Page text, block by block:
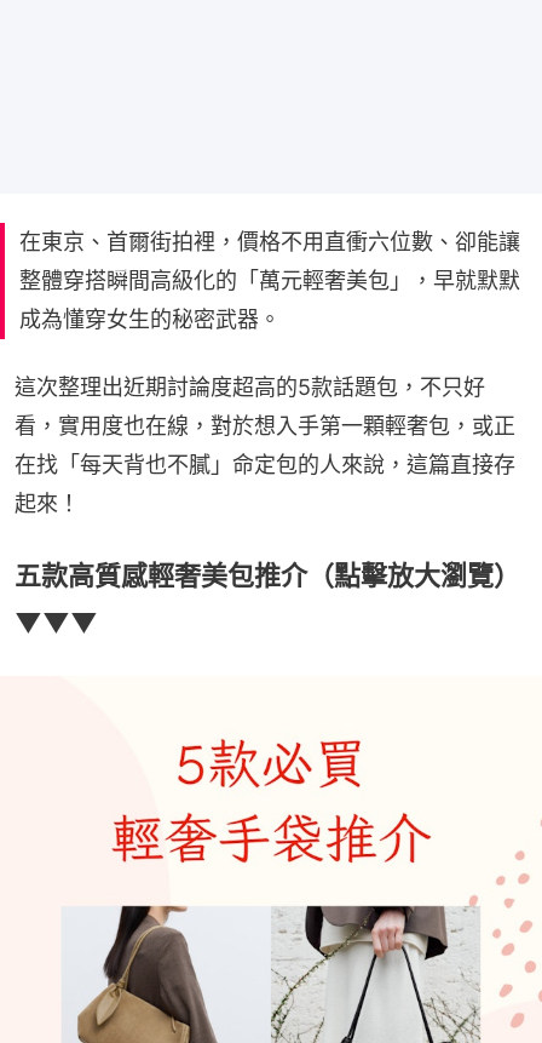
在東京、首爾街拍裡，價格不用直衝六位數、卻能讓
整體穿搭瞬間高級化的「萬元輕奢美包」，早就默默
成為懂穿女生的秘密武器。
這次整理出近期討論度超高的5款話題包，不只好
看，實用度也在線，對於想入手第一顆輕奢包，或正
在找「每天背也不膩」命定包的人來說，這篇直接存
起來！
五款高質感輕奢美包推介（點擊放大瀏覽）
▼▼▼